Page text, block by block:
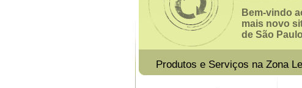
Bem-vindo
mais novo
de São
Produtos e Serviços na Zona